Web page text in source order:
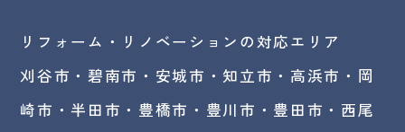
リフォーム・リノベーションの対応エリア
刈谷市・碧南市・ 安城市 ・知立市・高浜市・岡
崎市・半田市・豊橋市・豊川市・豊田市・西尾